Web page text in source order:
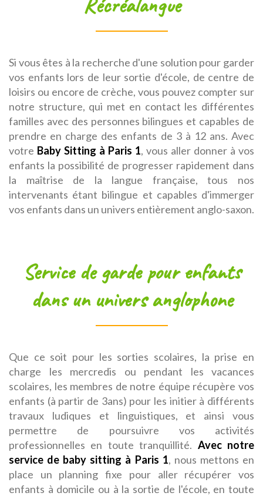
Si vous êtes à la recherche d'une solution pour garder
vos enfants lors de leur sortie d'école, de centre de
loisirs ou encore de crèche, vous pouvez compter sur
notre structure, qui met en contact les différentes
familles avec des personnes bilingues et capables de
prendre en charge des enfants de 3 à 12 ans. Avec
votre Baby Sitting à Paris 1, vous aller donner à vos
enfants la possibilité de progresser rapidement dans
la maîtrise de la langue française, tous nos
intervenants étant bilingue et capables d'immerger
vos enfants dans un univers entièrement anglo-saxon.
Service de garde pour enfants
dans un univers anglophone
Que ce soit pour les sorties scolaires, la prise en
charge les mercredis ou pendant les vacances
scolaires, les membres de notre équipe récupère vos
enfants (à partir de 3ans) pour les initier à différents
travaux ludiques et linguistiques, et ainsi vous
permettre de poursuivre vos activités
professionnelles en toute tranquillité. Avec notre
service de baby sitting à Paris 1, nous mettons en
place un planning fixe pour aller récupérer vos
enfants à domicile ou à la sortie de l'école, en toute